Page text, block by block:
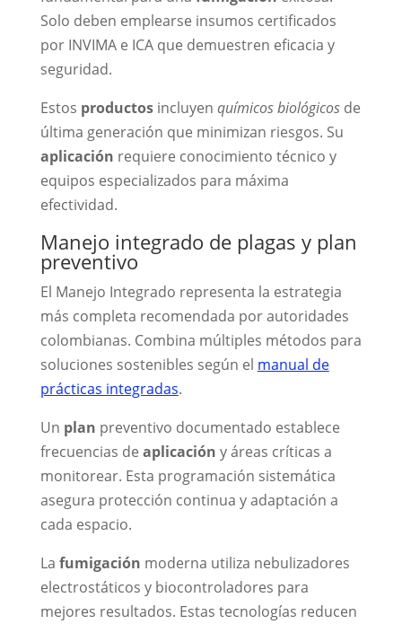
Solo deben emplearse insumos certificados
por INVIMA e ICA que demuestren eficacia y
seguridad.
Estos productosincluyen químicos biológicosde
última generación que minimizan riesgos. Su
aplicación requiere conocimiento técnico y
equipos especializados para máxima
efectividad.
Manejo integrado de plagas y plan
preventivo
El Manejo Integrado representa la estrategia
más completa recomendada por autoridades
colombianas. Combina múltiples métodos para
soluciones sostenibles según el manual de
prácticas integradas.
Un plan preventivo documentado establece
frecuencias de aplicación y áreas críticas a
monitorear. Esta programación sistemática
asegura protección continua y adaptación a
cada espacio.
La fumigación moderna utiliza nebulizadores
electrostáticos y biocontroladores para
mejores resultados. Estas tecnologías reducen